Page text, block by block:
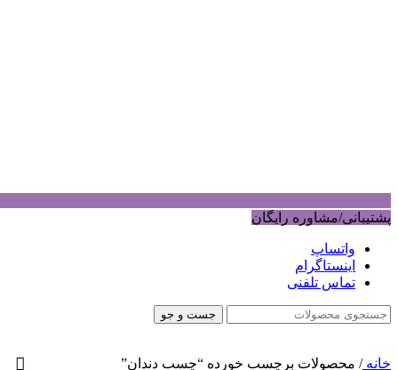
پشتیبانی/مشاوره رایگان
واتساپ
اینستاگرام
تماس تلفنی
جست و جو
خانه/ محصولات برچسب خورده “چسب دندان”